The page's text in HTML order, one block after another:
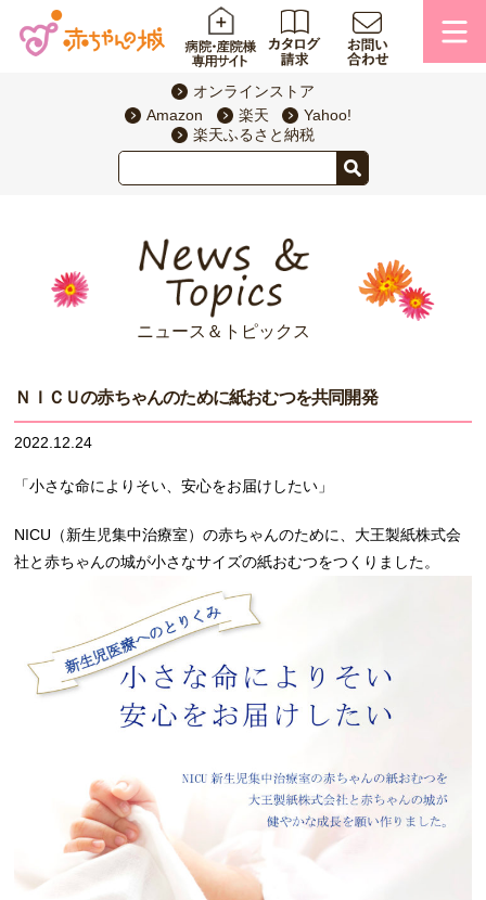
オンラインストア
Amazon
楽天
Yahoo!
楽天ふるさと納税
ニュース＆トピックス
ＮＩＣＵの赤ちゃんのために紙おむつを共同開発
2022.12.24
「小さな命によりそい、安心をお届けしたい」
NICU（新生児集中治療室）の赤ちゃんのために、大王製紙株式会
社と赤ちゃんの城が小さなサイズの紙おむつをつくりました。